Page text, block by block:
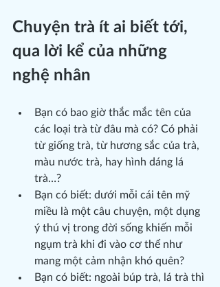
Chuyện trà ít ai biết tới,
qua lời kể của những
nghệ nhân
Bạn có bao giờ thắc mắc tên của
các loại trà từ đâu mà có? Có phải
từ giống trà, từ hương sắc của trà,
màu nước trà, hay hình dáng lá
trà…?
Bạn có biết: dưới mỗi cái tên mỹ
miều là một câu chuyện, một dụng
ý thú vị trong đời sống khiến mỗi
ngụm trà khi đi vào cơ thể như
mang một cảm nhận khó quên?
Bạn có biết: ngoài búp trà, lá trà thì